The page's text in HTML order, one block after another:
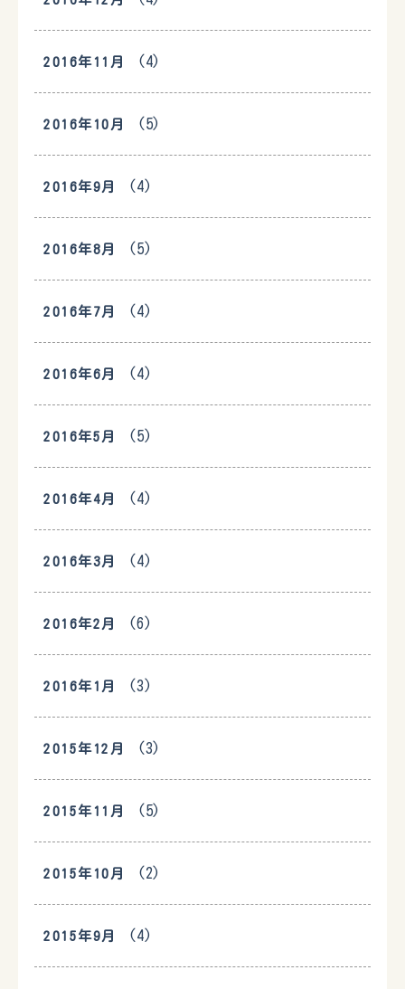
2016年11月 (4)
2016年10月 (5)
2016年9月 (4)
2016年8月 (5)
2016年7月 (4)
2016年6月 (4)
2016年5月 (5)
2016年4月 (4)
2016年3月 (4)
2016年2月 (6)
2016年1月 (3)
2015年12月 (3)
2015年11月 (5)
2015年10月 (2)
2015年9月 (4)